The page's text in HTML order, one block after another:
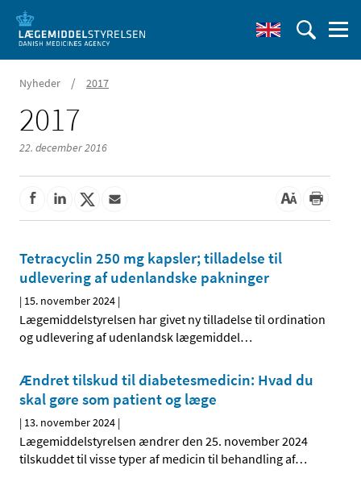
Nyheder / 2017
2017
22. december 2016
Tetracyclin 250 mg kapsler; tilladelse til
udlevering af udenlandske pakninger
| 15. november 2024 |
Lægemiddelstyrelsen har givet ny tilladelse til ordination
og udlevering af udenlandsk lægemiddel…
Ændret tilskud til diabetesmedicin: Hvad du
skal gøre som patient og læge
| 13. november 2024 |
Lægemiddelstyrelsen ændrer den 25. november 2024
tilskuddet til visse typer af medicin til behandling af…